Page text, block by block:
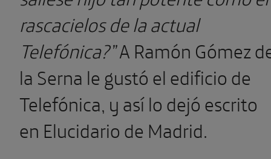
rascacielos de la actual
Telefónica?”A Ramón Gómez
la Serna le gustó el edificio de
Telefónica, y así lo dejó escrito
en Elucidario de Madrid.